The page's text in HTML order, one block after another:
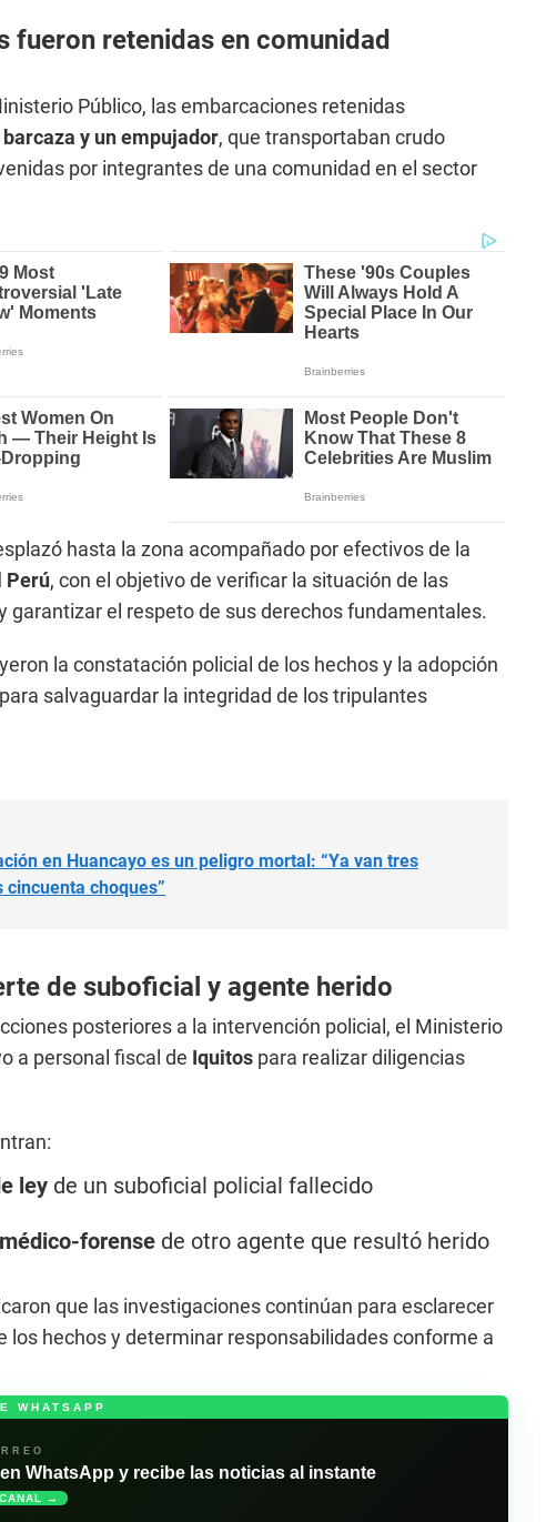
fueron retenidas en comunidad
Público, las embarcaciones retenidas
barcaza y un empujador, que transportaban crudo
por integrantes de una comunidad en el sector
hasta la zona acompañado por efectivos de la
Perú, con el objetivo de verificar la situación de las
garantizar el respeto de sus derechos fundamentales.
la constatación policial de los hechos y la adopción
salvaguardar la integridad de los tripulantes
en Huancayo es un peligro mortal: “Ya van tres
cincuenta choques”
de suboficial y agente herido
posteriores a la intervención policial, el Ministerio
a personal fiscal de Iquitos para realizar diligencias
ley de un suboficial policial fallecido
forense de otro agente que resultó herido
que las investigaciones continúan para esclarecer
los hechos y determinar responsabilidades conforme a
WHATSAPP
WhatsApp y recibe las noticias al instante
→